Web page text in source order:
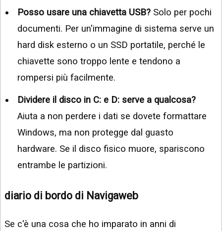
Posso usare una chiavetta USB? Solo per pochi
documenti. Per un'immagine di sistema serve un
hard disk esterno o un SSD portatile, perché le
chiavette sono troppo lente e tendono a
rompersi più facilmente.
Dividere il disco in C: e D: serve a qualcosa?
Aiuta a non perdere i dati se dovete formattare
Windows, ma non protegge dal guasto
hardware. Se il disco fisico muore, spariscono
entrambe le partizioni.
diario di bordo di Navigaweb
Se c'è una cosa che ho imparato in anni di